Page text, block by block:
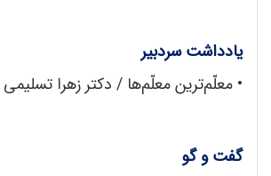
یادداشت سردبیر
• معلّم‌ترین معلّم‌ها / دکتر زهرا تسلیمی
گفت و گو